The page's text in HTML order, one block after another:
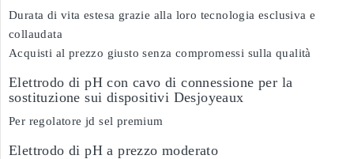
Durata di vita estesa grazie alla loro tecnologia esclusiva e
collaudata
Acquisti al prezzo giusto senza compromessi sulla qualità
Elettrodo di pH con cavo di connessione per la
sostituzione sui dispositivi Desjoyeaux
Per regolatore jd sel premium
Elettrodo di pH a prezzo moderato